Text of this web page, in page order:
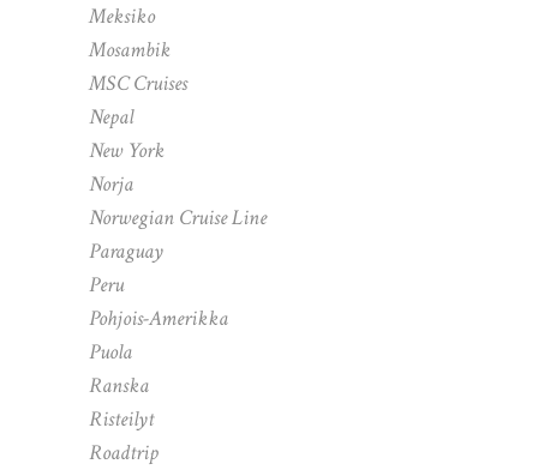
Meksiko
Mosambik
MSC Cruises
Nepal
New York
Norja
Norwegian Cruise Line
Paraguay
Peru
Pohjois-Amerikka
Puola
Ranska
Risteilyt
Roadtrip